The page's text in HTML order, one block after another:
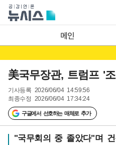
메인
美국무장관, 트럼프 '
기사등록 2026/06/04 14:59:56
최종수정 2026/06/04 17:34:24
구글에서 선호하는 매체로 추가
"국무회의 중 졸았다"며